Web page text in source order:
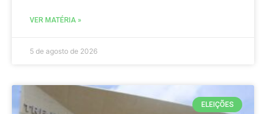
VER MATÉRIA »
5 de agosto de 2026
ELEIÇÕES